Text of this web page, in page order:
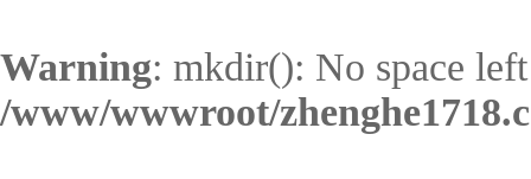
Warning: mkdir(): No space
/www/wwwroot/